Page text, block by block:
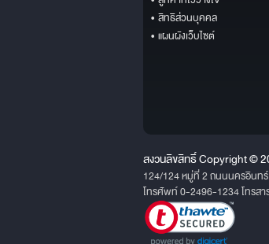
• สิทธิส่วนบุคคล
• แผนผังเว็บไซต์
สงวนลิขสิทธิ์ Copyright ©
124/124 หมู่ที่ 2 ถนนนครอินท
โทรศัพท์ 0-2496-1234 โทรส